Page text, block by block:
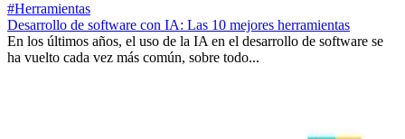
#Herramientas
Desarrollo de software con IA: Las 10 mejores herramientas
En los últimos años, el uso de la IA en el desarrollo de software se
ha vuelto cada vez más común, sobre todo...